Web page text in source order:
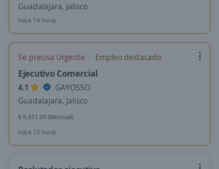
Guadalajara, Jalisco
Hace 14 horas
Se precisa Urgente Empleo destacado
Ejecutivo Comercial
4.1
GAYOSSO
Guadalajara, Jalisco
$ 9,451.00 (Mensual)
Hace 15 horas